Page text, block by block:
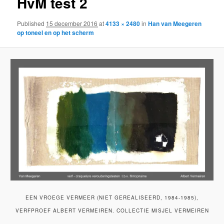
Published 15 december 2016 at4133 × 2480inHan van Meegeren
op toneel en op het scherm
EEN VROEGE VERMEER (NIET GEREALISEERD, 1984-1985),
VERFPROEF ALBERT VERMEIREN. COLLECTIE MISJEL VERMEIREN